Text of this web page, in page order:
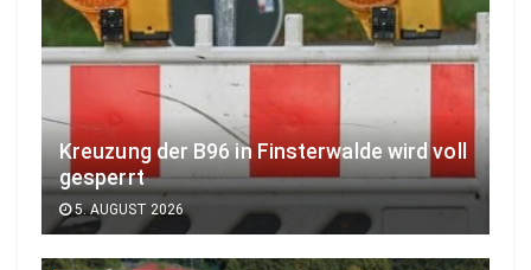
Kreuzung der B96 in Finsterwalde wird voll
gesperrt
5. AUGUST 2026